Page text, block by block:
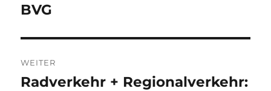
BVG
WEITER
Nächster
Radverkehr + Regionalverkehr: